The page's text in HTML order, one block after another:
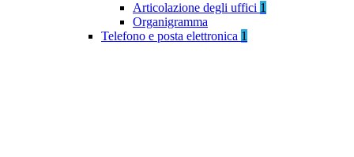
Articolazione degli uffici 1
Organigramma
Telefono e posta elettronica 1